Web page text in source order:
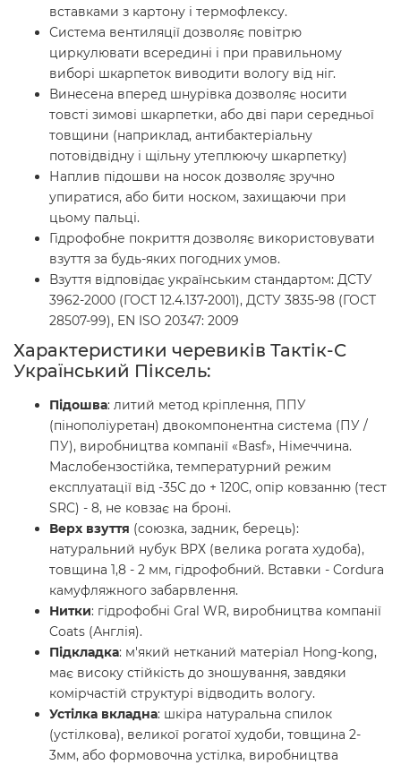
вставками з картону і термофлексу.
Система вентиляції дозволяє повітрю
циркулювати всередині і при правильному
виборі шкарпеток виводити вологу від ніг.
Винесена вперед шнурівка дозволяє носити
товсті зимові шкарпетки, або дві пари середньої
товщини (наприклад, антибактеріальну
потовідвідну і щільну утеплюючу шкарпетку)
Наплив підошви на носок дозволяє зручно
упиратися, або бити носком, захищаючи при
цьому пальці.
Гідрофобне покриття дозволяє використовувати
взуття за будь-яких погодних умов.
Взуття відповідає українським стандартом: ДСТУ
3962-2000 (ГОСТ 12.4.137-2001), ДСТУ 3835-98 (ГОСТ
28507-99), EN ISO 20347: 2009
Характеристики черевиків Тактік-С
Український Піксель:
Підошва: литий метод кріплення, ППУ
(пінополіуретан) двокомпонентна система (ПУ /
ПУ), виробництва компанії «Basf», Німеччина.
Маслобензостійка, температурний режим
експлуатації від -35С до + 120С, опір ковзанню (тест
SRC) - 8, не ковзає на броні.
Верх взуття (союзка, задник, берець):
натуральний нубук ВРХ (велика рогата худоба),
товщина 1,8 - 2 мм, гідрофобний. Вставки - Cordura
камуфляжного забарвлення.
Нитки: гідрофобні Gral WR, виробництва компанії
Coats (Англія).
Підкладка: м'який нетканий матеріал Hong-kong,
має високу стійкість до зношування, завдяки
комірчастій структурі відводить вологу.
Устілка вкладна: шкіра натуральна спилок
(устілкова), великої рогатої худоби, товщина 2-
3мм, або формовочна устілка, виробництва